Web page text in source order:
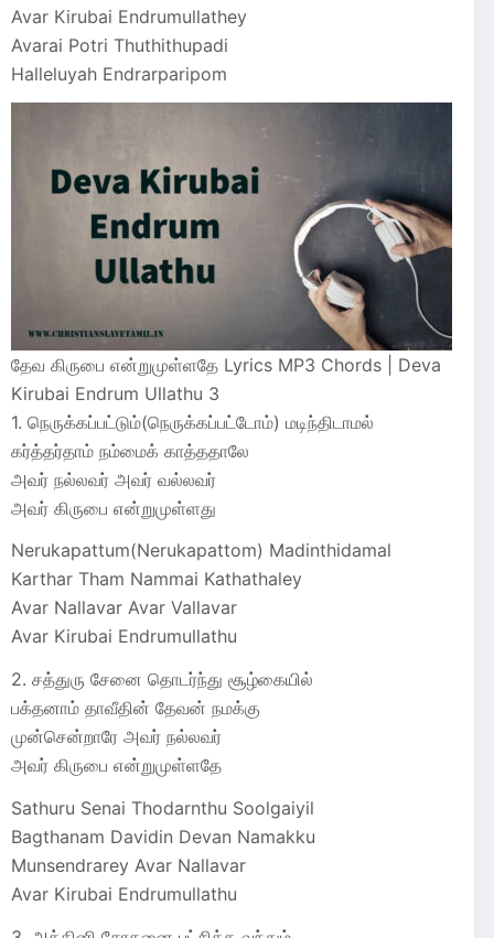
Avar Kirubai Endrumullathey
Avarai Potri Thuthithupadi
Halleluyah Endrarparipom
தேவ கிருபை என்றுமுள்ளதே Lyrics MP3 Chords | Deva
Kirubai Endrum Ullathu 3
1. நெருக்கப்பட்டும்(நெருக்கப்பட்டோம்) மடிந்திடாமல்
கர்த்தர்தாம் நம்மைக் காத்ததாலே
அவர் நல்லவர் அவர் வல்லவர்
அவர் கிருபை என்றுமுள்ளது
Nerukapattum(Nerukapattom) Madinthidamal
Karthar Tham Nammai Kathathaley
Avar Nallavar Avar Vallavar
Avar Kirubai Endrumullathu
2. சத்துரு சேனை தொடர்ந்து சூழ்கையில்
பக்தனாம் தாவீதின் தேவன் நமக்கு
முன்சென்றாரே அவர் நல்லவர்
அவர் கிருபை என்றுமுள்ளதே
Sathuru Senai Thodarnthu Soolgaiyil
Bagthanam Davidin Devan Namakku
Munsendrarey Avar Nallavar
Avar Kirubai Endrumullathu